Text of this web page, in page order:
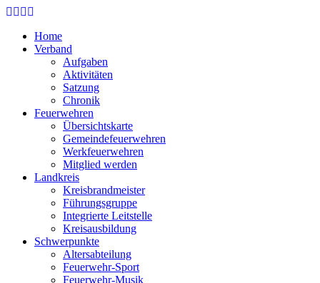
Skip
main
content
Home
Verband
Aufgaben
Aktivitäten
Satzung
Chronik
Feuerwehren
Übersichtskarte
Gemeindefeuerwehren
Werkfeuerwehren
Mitglied werden
Landkreis
Kreisbrandmeister
Führungsgruppe
Integrierte Leitstelle
Kreisausbildung
Schwerpunkte
Altersabteilung
Feuerwehr-Sport
Feuerwehr-Musik